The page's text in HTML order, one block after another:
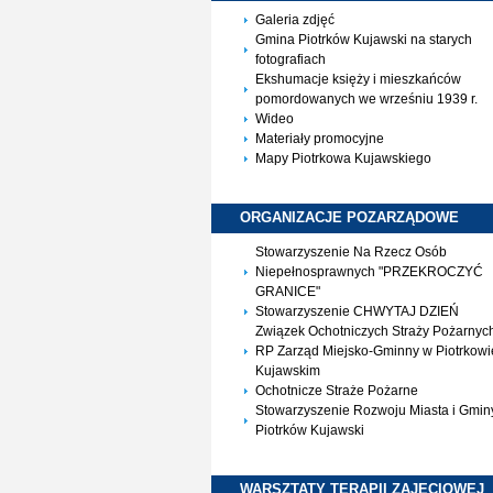
Galeria zdjęć
Gmina Piotrków Kujawski na starych
fotografiach
Ekshumacje księży i mieszkańców
pomordowanych we wrześniu 1939 r.
Wideo
Materiały promocyjne
Mapy Piotrkowa Kujawskiego
ORGANIZACJE POZARZĄDOWE
Stowarzyszenie Na Rzecz Osób
Niepełnosprawnych "PRZEKROCZYĆ
GRANICE"
Stowarzyszenie CHWYTAJ DZIEŃ
Związek Ochotniczych Straży
RP Zarząd Miejsko-Gminny w
Kujawskim
Ochotnicze Straże Pożarne
Stowarzyszenie Rozwoju Miasta i
Piotrków Kujawski
WARSZTATY TERAPII ZAJĘCIOWEJ